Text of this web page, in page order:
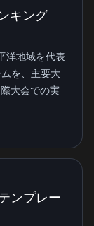
キング
洋地域を代表
を、主要大
大会での実
ンプレー